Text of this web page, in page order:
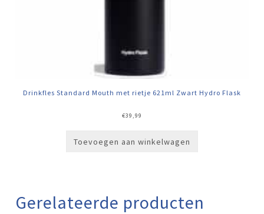
Drinkfles Standard Mouth met rietje 621ml Zwart Hydro Flask
€39,99
Toevoegen aan winkelwagen
Gerelateerde producten